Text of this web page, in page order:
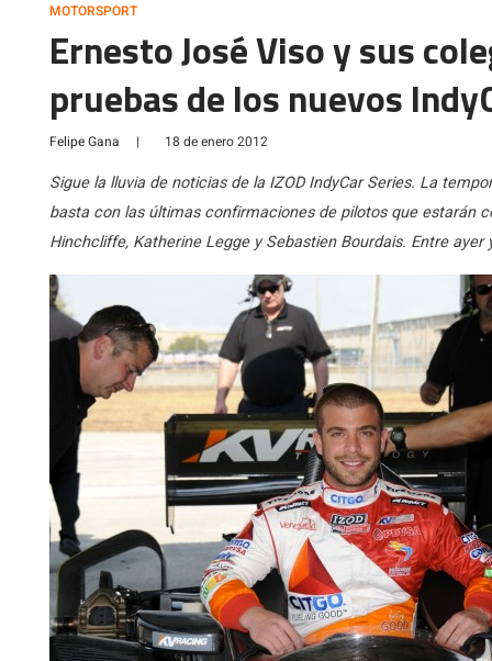
MOTORSPORT
Ernesto José Viso y sus
pruebas de los nuevos
Felipe Gana | 18 de enero 2012
Sigue la lluvia de noticias de la IZOD IndyCar Series. La
basta con las últimas confirmaciones de pilotos que estarán
Hinchcliffe, Katherine Legge y Sebastien Bourdais. Entre